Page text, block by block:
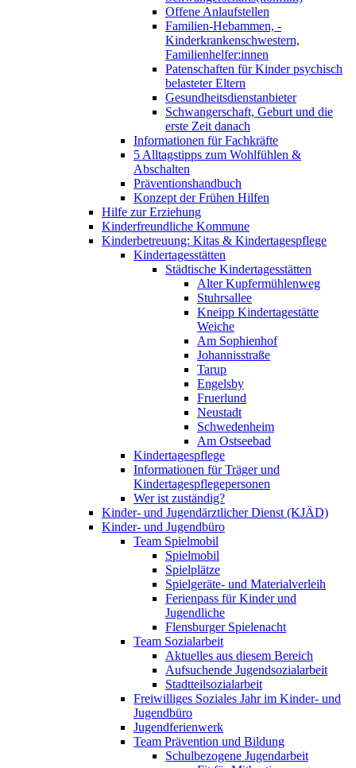
Offene Anlaufstellen
Familien-Hebammen, -
Kinderkrankenschwestern,
Familienhelfer:innen
Patenschaften für Kinder psychisch
belasteter Eltern
Gesundheitsdienstanbieter
Schwangerschaft, Geburt und die
erste Zeit danach
Informationen für Fachkräfte
5 Alltagstipps zum Wohlfühlen &
Abschalten
Präventionshandbuch
Konzept der Frühen Hilfen
Hilfe zur Erziehung
Kinderfreundliche Kommune
Kinderbetreuung: Kitas & Kindertagespflege
Kindertagesstätten
Städtische Kindertagesstätten
Alter Kupfermühlenweg
Stuhrsallee
Kneipp Kindertagestätte
Weiche
Am Sophienhof
Johannisstraße
Tarup
Engelsby
Fruerlund
Neustadt
Schwedenheim
Am Ostseebad
Kindertagespflege
Informationen für Träger und
Kindertagespflegepersonen
Wer ist zuständig?
Kinder- und Jugendärztlicher Dienst (KJÄD)
Kinder- und Jugendbüro
Team Spielmobil
Spielmobil
Spielplätze
Spielgeräte- und Materialverleih
Ferienpass für Kinder und
Jugendliche
Flensburger Spielenacht
Team Sozialarbeit
Aktuelles aus diesem Bereich
Aufsuchende Jugendsozialarbeit
Stadtteilsozialarbeit
Freiwilliges Soziales Jahr im Kinder- und
Jugendbüro
Jugendferienwerk
Team Prävention und Bildung
Schulbezogene Jugendarbeit